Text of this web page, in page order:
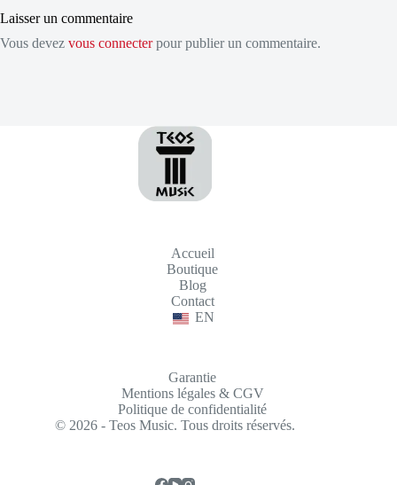
Laisser un commentaire
Vous devez vous connecterpour publier un commentaire.
Accueil
Boutique
Blog
Contact
EN
Garantie
Mentions légales & CGV
Politique de confidentialité
© 2026 - Teos Music. Tous droits réservés.